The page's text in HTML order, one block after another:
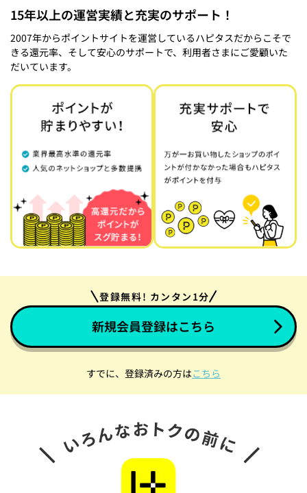
15年以上の運営実績と充実のサポート！
2007年からポイントサイトを運営しているハピタスだからこそで
きる還元率、そして安心のサポートで、利用者さまにご愛顧いた
だいています。
登録無料! カンタン1分
新規会員登録はこちら
すでに、登録済みの方はこちら